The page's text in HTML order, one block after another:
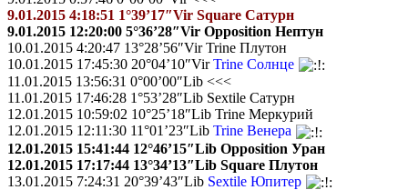
9.01.2015 4:18:51 1°39’17″Vir Square Сатурн
9.01.2015 12:20:00 5°36’28″Vir Opposition Нептун
10.01.2015 4:20:47 13°28’56″Vir Trine Плутон
10.01.2015 17:45:30 20°04’10″VirTrine Солнце
11.01.2015 13:56:31 0°00’00″Lib <<<
11.01.2015 17:46:28 1°53’28″Lib Sextile Сатурн
12.01.2015 10:59:02 10°25’18″Lib Trine Меркурий
12.01.2015 12:11:30 11°01’23″Lib Trine Венера
12.01.2015 15:41:44 12°46’15″Lib Opposition Уран
12.01.2015 17:17:44 13°34’13″Lib Square Плутон
13.01.2015 7:24:31 20°39’43″Lib Sextile Юпитер